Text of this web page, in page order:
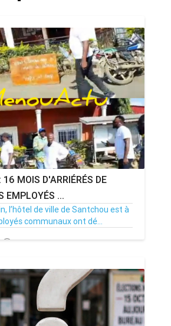
MOIS D'ARRIÉRÉS DE
EMPLOYÉS ...
l’hôtel de ville de Santchou est à
communaux ont dé...
Par MenouActu 0